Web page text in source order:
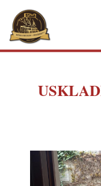
Skočiť
na